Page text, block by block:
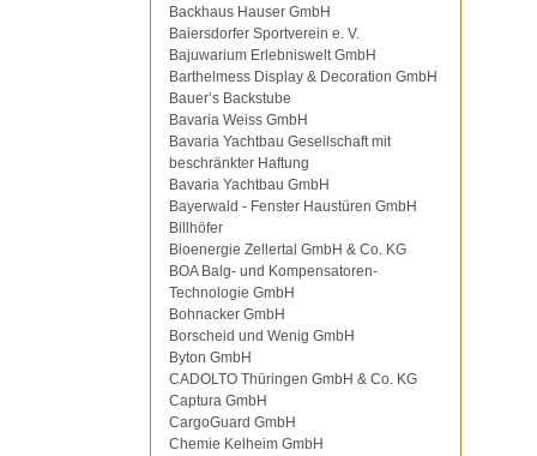
Backhaus Hauser GmbH
Baiersdorfer Sportverein e. V.
Bajuwarium Erlebniswelt GmbH
Barthelmess Display & Decoration GmbH
Bauer’s Backstube
Bavaria Weiss GmbH
Bavaria Yachtbau Gesellschaft mit
beschränkter Haftung
Bavaria Yachtbau GmbH
Bayerwald - Fenster Haustüren GmbH
Billhöfer
Bioenergie Zellertal GmbH & Co. KG
BOA Balg- und Kompensatoren-
Technologie GmbH
Bohnacker GmbH
Borscheid und Wenig GmbH
Byton GmbH
CADOLTO Thüringen GmbH & Co. KG
Captura GmbH
CargoGuard GmbH
Chemie Kelheim GmbH